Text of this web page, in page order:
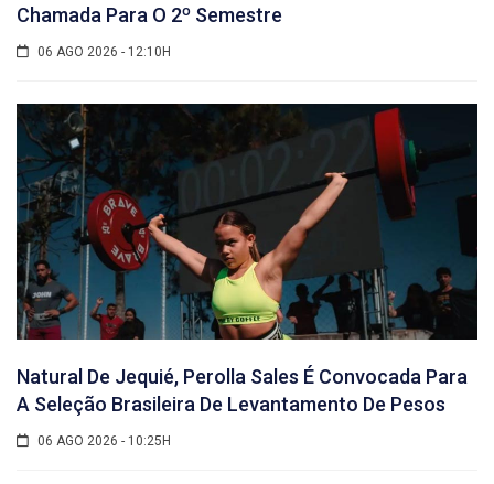
Chamada Para O 2º Semestre
06 AGO 2026 - 12:10H
Natural De Jequié, Perolla Sales É Convocada Para
A Seleção Brasileira De Levantamento De Pesos
06 AGO 2026 - 10:25H